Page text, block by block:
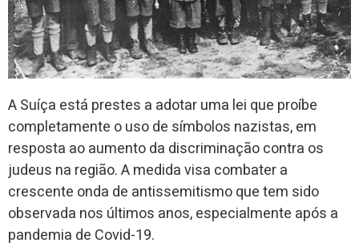
A Suíça está prestes a adotar uma lei que proíbe
completamente o uso de símbolos nazistas, em
resposta ao aumento da discriminação contra os
judeus na região. A medida visa combater a
crescente onda de antissemitismo que tem sido
observada nos últimos anos, especialmente após a
pandemia de Covid-19.